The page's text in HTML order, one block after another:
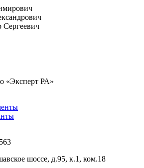
Сергеевич
«Эксперт РА»
шоссе, д.95, к.1, ком.18